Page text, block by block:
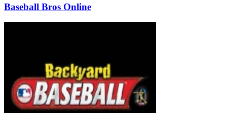
Baseball Bros Online